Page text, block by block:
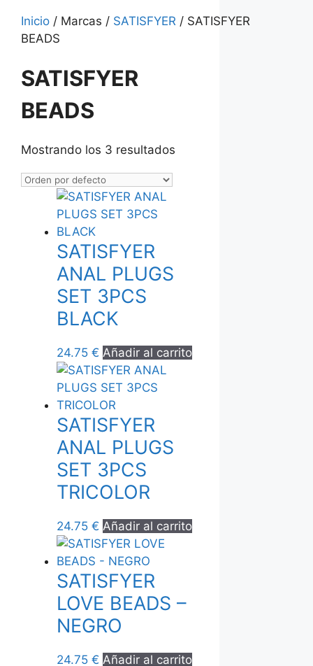
Inicio / Marcas / SATISFYER / SATISFYER
BEADS
SATISFYER
BEADS
Mostrando los 3 resultados
SATISFYER
ANAL PLUGS
SET 3PCS
BLACK
24.75 € Añadir al carrito
SATISFYER
ANAL PLUGS
SET 3PCS
TRICOLOR
24.75 € Añadir al carrito
SATISFYER
LOVE BEADS –
NEGRO
24.75 € Añadir al carrito